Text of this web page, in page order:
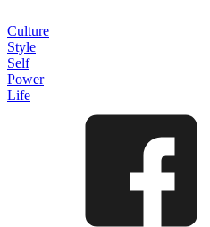
Culture
Style
Self
Power
Life